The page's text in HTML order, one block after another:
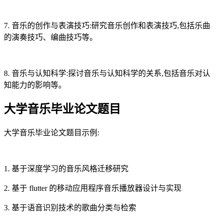
7. 音乐的创作与表演技巧:研究音乐创作和表演技巧,包括乐曲
的演奏技巧、编曲技巧等。
8. 音乐与认知科学:探讨音乐与认知科学的关系,包括音乐对认
知能力的影响等。
大学音乐毕业论文题目
大学音乐毕业论文题目示例:
1. 基于深度学习的音乐风格迁移研究
2. 基于 flutter 的移动应用程序音乐播放器设计与实现
3. 基于语音识别技术的歌曲分类与检索